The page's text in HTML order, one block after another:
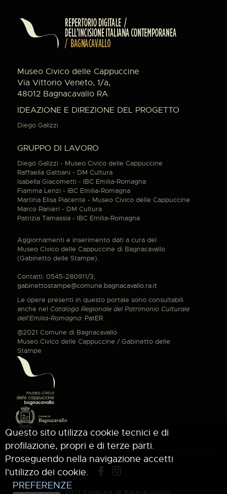
Museo Civico delle Cappuccine
Via Vittorio Veneto, 1/a,
48012 Bagnacavallo RA
IDEAZIONE E DIREZIONE DEL PROGETTO
Diego Galizzi
GRUPPO DI LAVORO
Diego Galizzi - Museo Civico delle Cappuccine
Raffaella Gattiani - DM Cultura
Isabella Giacometti - IBC Emilia-Romagna
Fiamma Lenzi - IBC Emilia-Romagna
Martina Elisa Piacente - Museo Civico delle Cappuccine
Marco Ranieri - DM Cultura
Patrizia Tamassia - IBC Emilia-Romagna
Aggiornamenti e inserimento dati a cura del
Museo Civico delle Cappuccine di Bagnacavallo
(Gabinetto delle Stampe).
Contatti: 0545-280911/3;
gabinettostampe@comune.bagnacavallo.ra.it
Le opere presenti in questo portale sono consultabili
anche nel Catalogo Regionale del Patrimonio Culturale
dell'Emilia-Romagna: PatER.
@2021 Comune di Bagnacavallo
Museo Civico delle Cappuccine / Gabinetto delle
Stampe
Questo sito utilizza cookie tecnici e di
profilazione, propri e di terze parti.
Proseguendo nella navigazione accetti
l'utilizzo dei cookie.
PREFERENZE